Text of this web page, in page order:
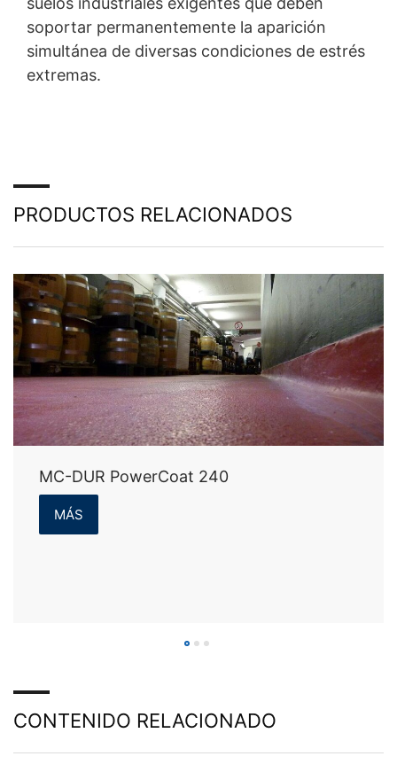
soportar permanentemente la aparición
simultánea de diversas condiciones de estrés
extremas.
PRODUCTOS RELACIONADOS
MC-DUR PowerCoat 240
MÁS
CONTENIDO RELACIONADO